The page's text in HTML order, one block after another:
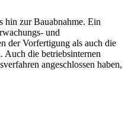
hin zur Bauabnahme. Ein
und
der Vorfertigung als auch die
Auch die betriebsinternen
angeschlossen haben,